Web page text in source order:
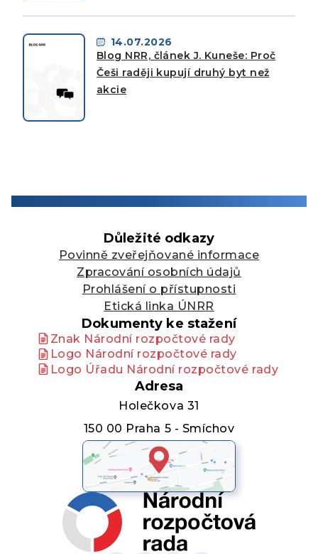
14.07.2026
Blog NRR, článek J. Kuneše: Proč
Češi raději kupují druhý byt než
akcie
Důležité odkazy
Povinně zveřejňované informace
Zpracování osobních údajů
Prohlášení o přístupnosti
Etická linka ÚNRR
Dokumenty ke stažení
Znak Národní rozpočtové rady
Logo Národní rozpočtové rady
Logo Úřadu Národní rozpočtové rady
Adresa
Holečkova 31
150 00 Praha 5 - Smíchov